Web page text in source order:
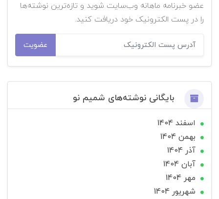
عضو خبرنامه ماهانه وب‌سایت شوید و تازه‌ترین نوشته‌ها
را در پست الکترونیک خود دریافت کنید.
عضویت
بایگانی نوشته‌های شمیم نو
اسفند 1404
بهمن 1404
آذر 1404
آبان 1404
مهر 1404
شهریور 1404